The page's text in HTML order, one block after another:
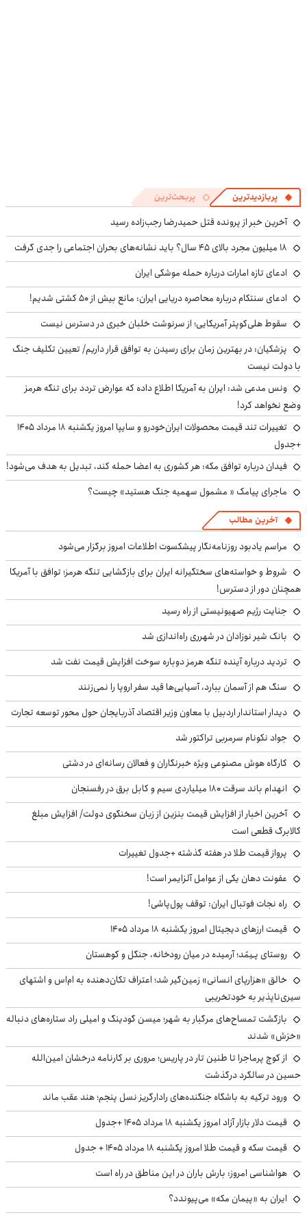
پربازدیدترین پربحث‌ترین
آخرین خبر از پرونده قتل حمیدرضا رجب‌زاده رسید
۱۸ میلیون مجرد بالای ۴۵ سال؟ باید نشانه‌های بحران اجتماعی را جدی گرفت
ادعای تازه امارات درباره حمله موشکی ایران
ادعای سنتکام درباره محاصره دریایی ایران: مانع بیش از ۵۰ کشتی شدیم!
سقوط هلی‌کوپتر آمریکایی؛ از سرنوشت خلبان خبری در دسترس نیست
پزشکیان‌: در بهترین زمان برای رسیدن به توافق قرار داریم/ تعیین تکلیف جنگ
با دولت نیست
ونس مدعی شد: ایران به آمریکا اطلاع داده که عوارض تردد برای تنگه هرمز
وضع نخواهد کرد!
تغییرات تند قیمت محصولات ایران‌خودرو و سایپا امروز یکشنبه ۱۸ مرداد ۱۴۰۵
+جدول
فیدان درباره توافق مکه: هر کشوری به اعضا حمله کند، تبدیل به هدف می‌شود!
ماجرای پیامک « مشمول سهمیه جنگ هستید» چیست؟
آخرین مطالب
مراسم یادبود روزنامه‌نگار پیشکسوت اطلاعات امروز برگزار می‌شود
شروط و خواسته‌های سختگیرانه ایران برای بازگشایی تنگه هرمز؛ توافق با آمریکا
همچنان دور از دسترس!
جنایت رژیم صهیونیستی از راه رسید
بانک شیر نوزادان در شهرری راه‌اندازی شد
تردید درباره آینده تنگه هرمز دوباره سوخت افزایش قیمت نفت شد
سنگ هم از آسمان ببارد، آسیایی‌ها قید سفر اروپا را نمی‌زنند
دیدار استاندار اردبیل با معاون وزیر اقتصاد آذربایجان حول محور توسعه تجارت
جواد نکونام سرمربی تراکتور شد
کارگاه هوش مصنوعی ویژه خبرنگاران و فعالان رسانه‌ای در دشتی
انهدام باند سرقت ۱۸۰ میلیاردی سیم و کابل برق در رفسنجان
آخرین اخبار از افزایش قیمت بنزین از زبان سخنگوی دولت/ افزایش مبلغ
کالابرگ قطعی است
پرواز قیمت طلا در هفته گذشته +جدول تغییرات
عفونت دهان یکی از عوامل آلزایمر است!
راه نجات فوتبال ایران: توقف پول‌پاشی!
قیمت ارزهای دیجیتال امروز یکشنبه ۱۸ مرداد ۱۴۰۵
روستای پـِیمُد؛ آرمیده در میان رودخانه، جنگل و کوهستان
خالق «هزارپای انسانی» زمین‌گیر شد؛ اعتراف تکان‌دهنده به ام‌اس و اشتهای
سیری‌ناپذیر به خودتخریبی
بازگشت تمساح‌های مرگبار به شهر؛ میسن گودینگ و امیلی راد ستاره‌های دنباله
«خزش» شدند
از کوچ‌ پرماجرا تا طنین تار در پاریس؛ مروری بر کارنامه درخشان امین‌الله
حسین در سالگرد درگذشت
ورود ترکیه به باشگاه جنگنده‌های رادارگریز نسل پنجم؛ هند عقب ماند
قیمت دلار بازار آزاد امروز یکشنبه ۱۸ مرداد ۱۴۰۵ +جدول
قیمت سکه و قیمت طلا امروز یکشنبه ۱۸ مرداد ۱۴۰۵ + جدول
هواشناسی امروز: بارش باران در این مناطق در راه است
ایران به «پیمان مکه» می‌پیوندد؟